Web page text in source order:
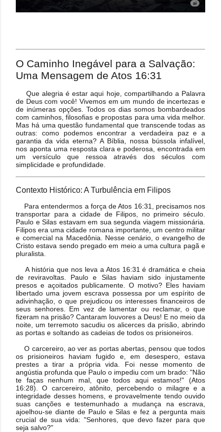
O Caminho Inegável para a Salvação:
Uma Mensagem de Atos 16:31
Que alegria é estar aqui hoje, compartilhando a Palavra
de Deus com você! Vivemos em um mundo de incertezas e
de inúmeras opções. Todos os dias somos bombardeados
com caminhos, filosofias e propostas para uma vida melhor.
Mas há uma questão fundamental que transcende todas as
outras: como podemos encontrar a verdadeira paz e a
garantia da vida eterna? A Bíblia, nossa bússola infalível,
nos aponta uma resposta clara e poderosa, encontrada em
um versículo que ressoa através dos séculos com
simplicidade e profundidade.
Contexto Histórico: A Turbulência em Filipos
Para entendermos a força de Atos 16:31, precisamos nos
transportar para a cidade de Filipos, no primeiro século.
Paulo e Silas estavam em sua segunda viagem missionária.
Filipos era uma cidade romana importante, um centro militar
e comercial na Macedônia. Nesse cenário, o evangelho de
Cristo estava sendo pregado em meio a uma cultura pagã e
pluralista.
A história que nos leva a Atos 16:31 é dramática e cheia
de reviravoltas. Paulo e Silas haviam sido injustamente
presos e açoitados publicamente. O motivo? Eles haviam
libertado uma jovem escrava possessa por um espírito de
adivinhação, o que prejudicou os interesses financeiros de
seus senhores. Em vez de lamentar ou reclamar, o que
fizeram na prisão? Cantaram louvores a Deus! E no meio da
noite, um terremoto sacudiu os alicerces da prisão, abrindo
as portas e soltando as cadeias de todos os prisioneiros.
O carcereiro, ao ver as portas abertas, pensou que todos
os prisioneiros haviam fugido e, em desespero, estava
prestes a tirar a própria vida. Foi nesse momento de
angústia profunda que Paulo o impediu com um brado: "Não
te faças nenhum mal, que todos aqui estamos!" (Atos
16:28). O carcereiro, atônito, percebendo o milagre e a
integridade desses homens, e provavelmente tendo ouvido
suas canções e testemunhado a mudança na escrava,
ajoelhou-se diante de Paulo e Silas e fez a pergunta mais
crucial de sua vida: "Senhores, que devo fazer para que
seja salvo?"